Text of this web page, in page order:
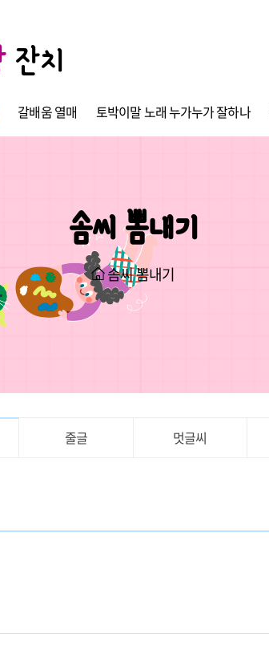
잔치
갈배움 열매 토박이말 노래 누가누가 잘하나
솜씨 뽐내기
솜씨 뽐내기
줄글 멋글씨